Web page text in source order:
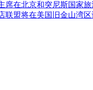
席在北京和突尼斯国家
联盟将在美国旧金山湾